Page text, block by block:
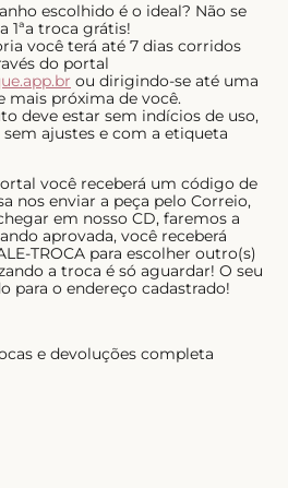
escolhido é o ideal? Não se
1ªa troca grátis!
você terá até 7 dias corridos
do portal
ou dirigindo-se até uma
mais próxima de você.
deve estar sem indícios de uso,
ajustes e com a etiqueta
você receberá um código de
nos enviar a peça pelo Correio,
em nosso CD, faremos a
aprovada, você receberá
TROCA para escolher outro(s)
a troca é só aguardar! O seu
para o endereço cadastrado!
e devoluções completa